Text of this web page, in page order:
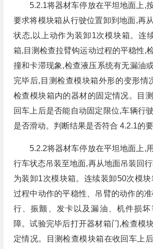
5.2.1将器材车停放在平坦地面上,
要求将模块箱从行驶位置卸到地面,再
状态,以上动作为装卸1次模块箱。连
箱,目测检查拉臂钩运动过程的平稳性,
撞和卡滞现象,检查液压系统有无漏油
完毕后,目测检查模块箱外形的变形情
检查模块箱内的器材的固定情况。目
回车上后是否能自动固定限位,车辆行
是否滑动。判断结果是否符合 4.2.1的要
5.2.2将器材车停放在平坦地面上,
行车状态吊装至地面,再从地面吊装回
为装卸1次模块箱。连续装卸50次模
过程中动作的平稳性、吊臂的动作的
行、振颤、发卡以及漏油、机件损
障。试验完毕后打开器材箱门,检查模
定情况。目测检查模块箱在收回车上